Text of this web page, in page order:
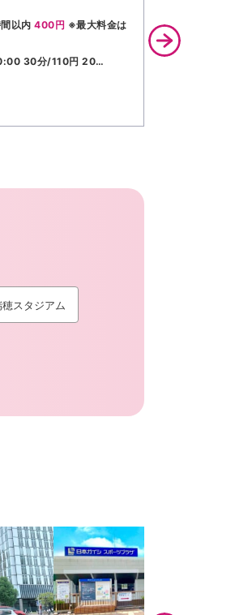
以内 400円 ※最大料金は
30分/110円 20…
全日：入庫
通常料金
スタジアム